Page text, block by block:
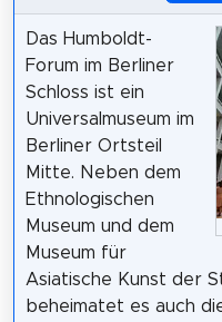
Das Humboldt-
Forum im Berliner
Schloss ist ein
Universalmuseum im
Berliner Ortsteil
Mitte. Neben dem
Ethnologischen
Museum und dem
Museum für
Asiatische Kunst der
beheimatet es auch